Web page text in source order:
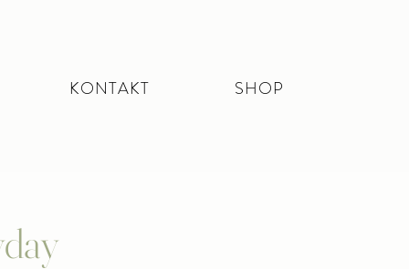
KONTAKT SHOP